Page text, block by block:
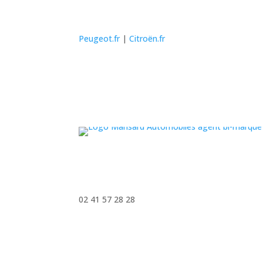
Peugeot.fr|Citroën.fr
02 41 57 28 28